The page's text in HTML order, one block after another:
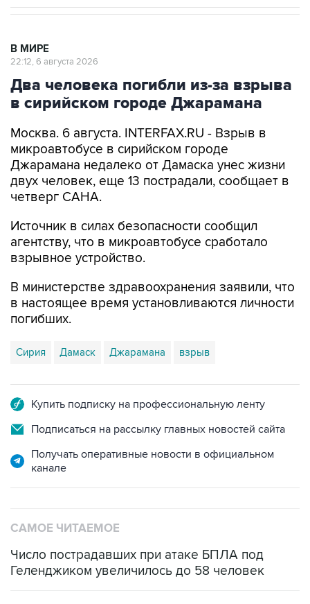
В МИРЕ
22:12, 6 августа 2026
Два человека погибли из-за взрыва
в сирийском городе Джарамана
Москва. 6 августа. INTERFAX.RU - Взрыв в
микроавтобусе в сирийском городе
Джарамана недалеко от Дамаска унес жизни
двух человек, еще 13 пострадали, сообщает в
четверг САНА.
Источник в силах безопасности сообщил
агентству, что в микроавтобусе сработало
взрывное устройство.
В министерстве здравоохранения заявили, что
в настоящее время установливаются личности
погибших.
Сирия Дамаск Джарамана взрыв
Купить подписку на профессиональную ленту
Подписаться на рассылку главных новостей сайта
Получать оперативные новости в официальном
канале
САМОЕ ЧИТАЕМОЕ
Число пострадавших при атаке БПЛА под
Геленджиком увеличилось до 58 человек